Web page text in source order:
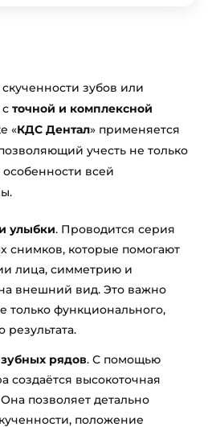
зубов или
точной и комплексной
«КДС Дентал» применяется
учесть не только
всей
улыбки. Проводится серия
снимков, которые помогают
лица, симметрию и
внешний вид. Это важно
только функционального,
результата.
рядов. С помощью
создаётся высокоточная
позволяет детально
положение